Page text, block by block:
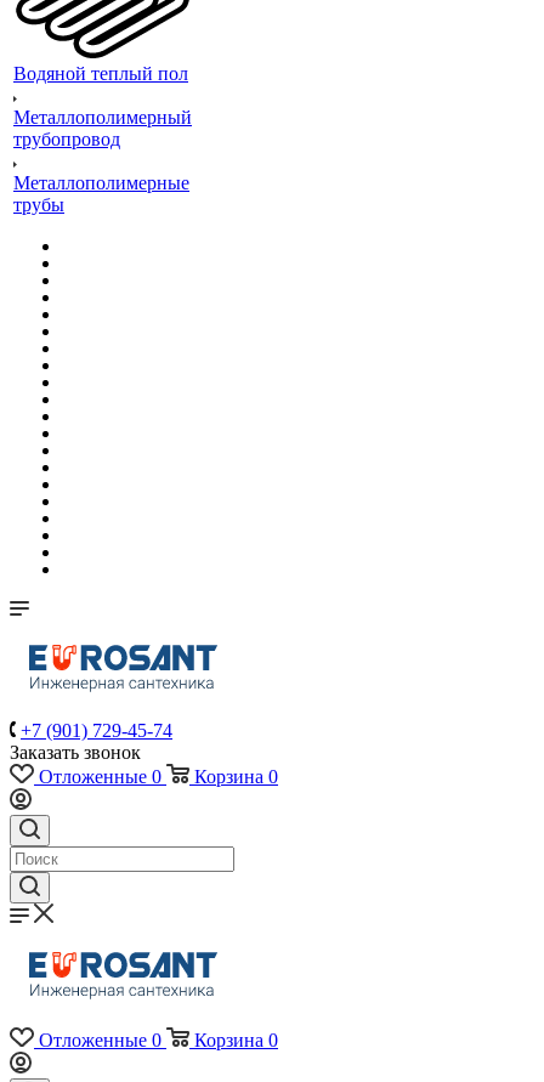
Водяной теплый пол
Металлополимерный
трубопровод
Металлополимерные
трубы
+7 (901) 729-45-74
Заказать звонок
Отложенные 0 Корзина 0
Отложенные 0 Корзина 0